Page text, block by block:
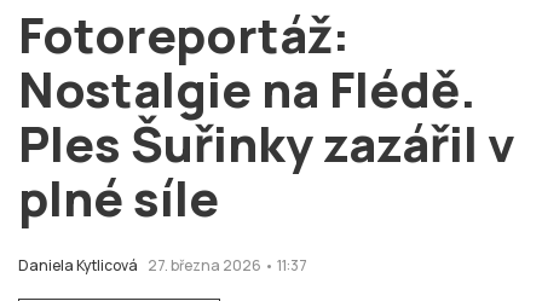
# Brno
# volby
login PŘIHLÁSIT SE
Zapomněli jste heslo?
Založit nový účet
Fotoreportáž:
Nostalgie na Flédě.
Ples Šuřinky zazářil v
plné síle
Daniela Kytlicová 27. března 2026 • 11:37